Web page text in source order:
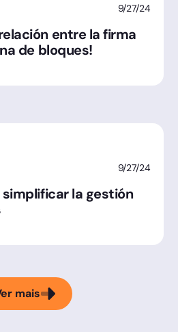
9/27/24
entre la firma
de bloques!
9/27/24
la gestión
mais